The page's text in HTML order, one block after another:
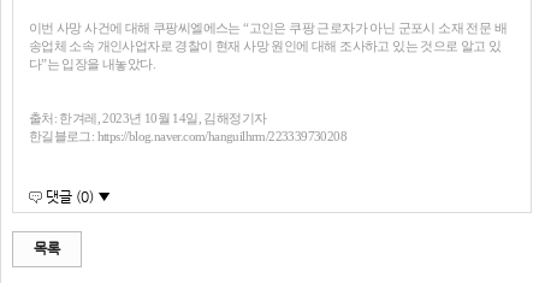
이번 사망 사건에 대해 쿠팡씨엘에스는 “고인은 쿠팡 근로자가 아닌 군포시 소재 전문 배
송업체 소속 개인사업자로 경찰이 현재 사망 원인에 대해 조사하고 있는 것으로 알고 있
다”는 입장을 내놓았다.
출처: 한겨레, 2023년 10월 14일, 김해정기자
한길블로그: https://blog.naver.com/hanguilhrm/223339730208
댓글 (0) ▼
목록